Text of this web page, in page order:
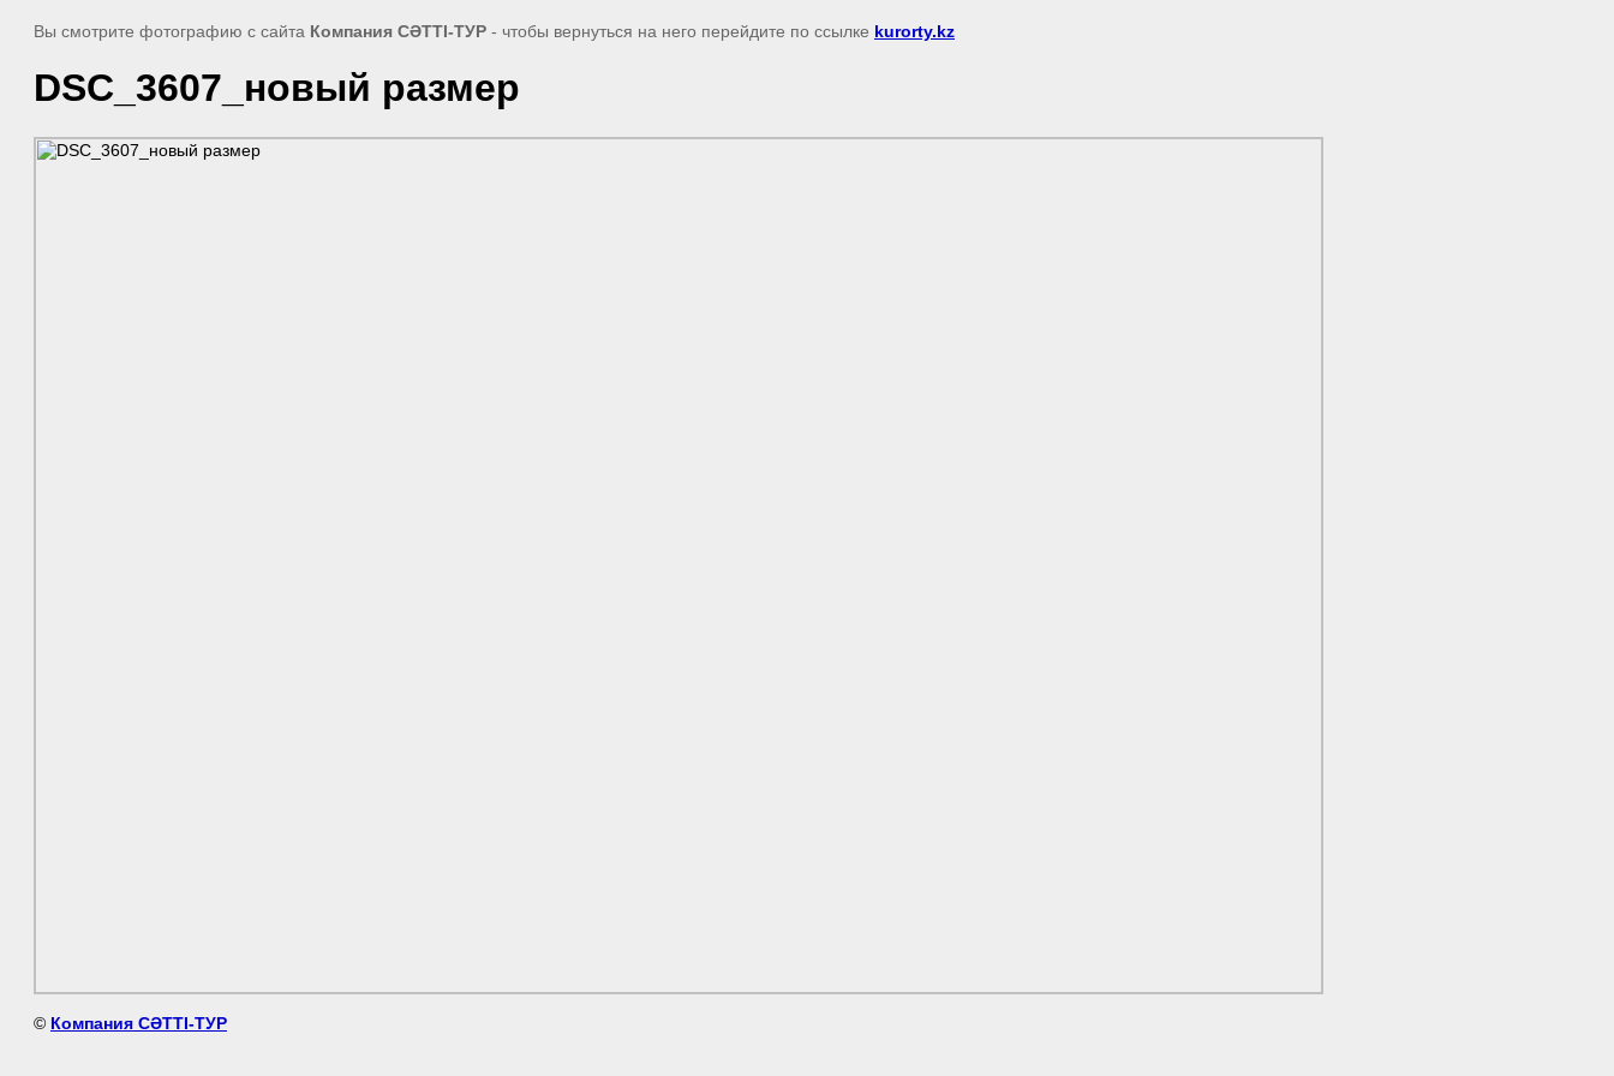
Вы смотрите фотографию с сайта Компания СӘТТІ-ТУР - чтобы вернуться на него перейдите по ссылке kurorty.kz
DSC_3607_новый размер
© Компания СӘТТІ-ТУР